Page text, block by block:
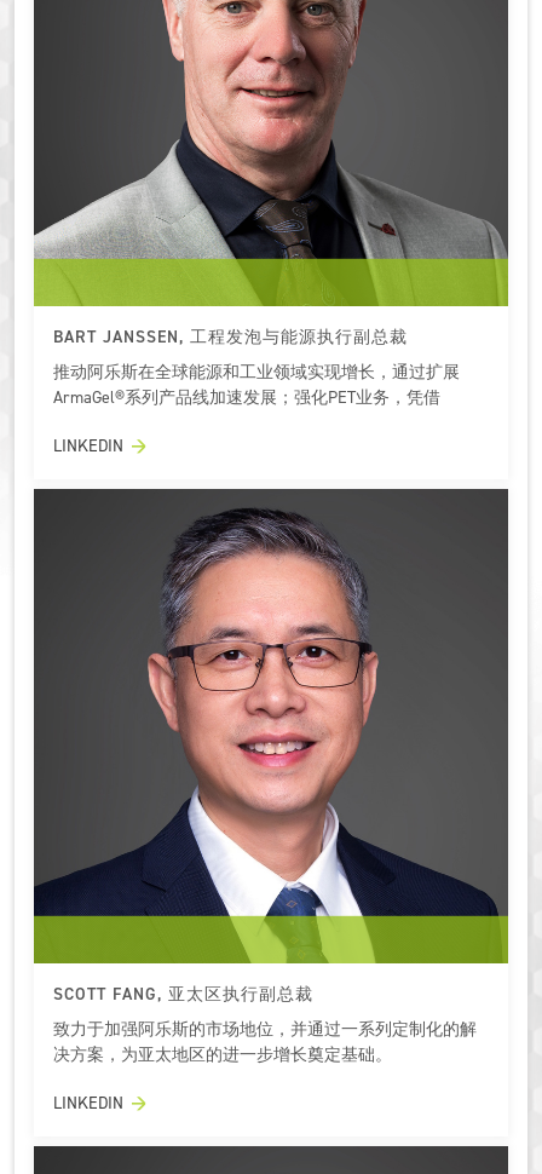
BART JANSSEN, 工程发泡与能源执行副总裁
推动阿乐斯在全球能源和工业领域实现增长，通过扩展
ArmaGel®系列产品线加速发展；强化PET业务，凭借
LINKEDIN
SCOTT FANG, 亚太区执行副总裁
致力于加强阿乐斯的市场地位，并通过一系列定制化的解
决方案，为亚太地区的进一步增长奠定基础。
LINKEDIN